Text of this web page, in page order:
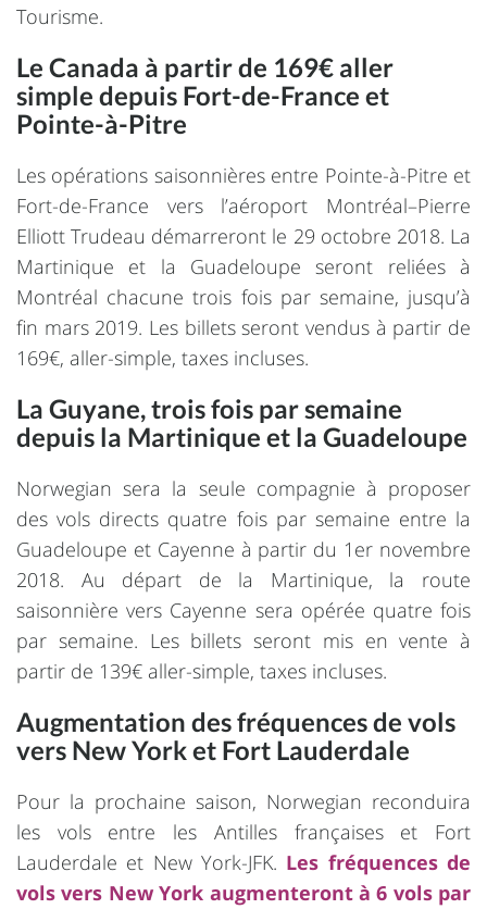
Tourisme.
Le Canada à partir de 169€ aller
simple depuis Fort-de-France et
Pointe-à-Pitre
Les opérations saisonnières entre Pointe-à-Pitre et
Fort-de-France vers l’aéroport Montréal–Pierre
Elliott Trudeau démarreront le 29 octobre 2018. La
Martinique et la Guadeloupe seront reliées à
Montréal chacune trois fois par semaine, jusqu’à
fin mars 2019. Les billets seront vendus à partir de
169€, aller-simple, taxes incluses.
La Guyane, trois fois par semaine
depuis la Martinique et la Guadeloupe
Norwegian sera la seule compagnie à proposer
des vols directs quatre fois par semaine entre la
Guadeloupe et Cayenne à partir du 1er novembre
2018. Au départ de la Martinique, la route
saisonnière vers Cayenne sera opérée quatre fois
par semaine. Les billets seront mis en vente à
partir de 139€ aller-simple, taxes incluses.
Augmentation des fréquences de vols
vers New York et Fort Lauderdale
Pour la prochaine saison, Norwegian reconduira
les vols entre les Antilles françaises et Fort
Lauderdale et New York-JFK. Les fréquences de
vols vers New York augmenteront à 6 vols par